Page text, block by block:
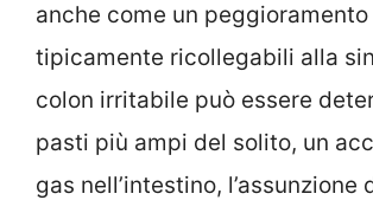
anche come un
tipicamente ricollegabili alla
colon irritabile può essere
pasti più ampi del solito, un
gas nell’intestino, l’assunzione